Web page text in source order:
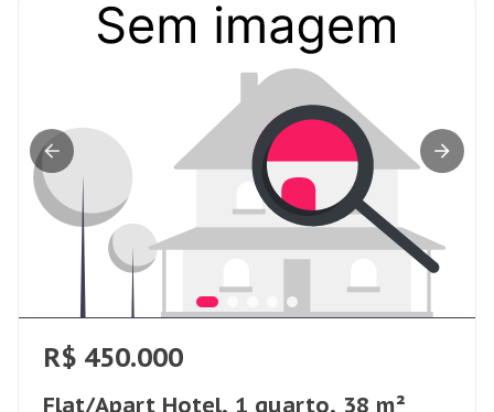
R$ 450.000
Flat/Apart Hotel, 1 quarto, 38 m²